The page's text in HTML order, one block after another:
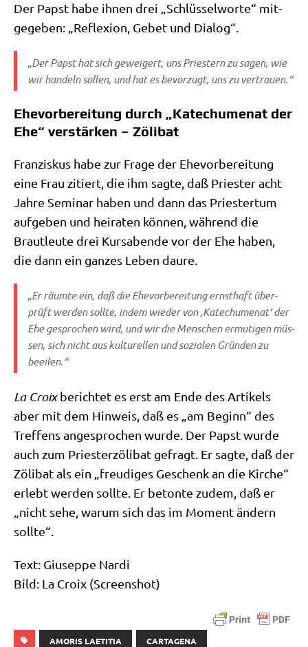
Der Papst habe ihnen drei „Schlüs­sel­wor­te“ mit­
ge­ge­ben: „Refle­xi­on, Gebet und Dialog“.
„Der Papst hat sich gewei­gert, uns Prie­stern zu sagen, wie
wir han­deln sol­len, und hat es bevor­zugt, uns zu vertrauen.“
Ehevorbereitung durch „Katechumenat der
Ehe“ verstärken – Zölibat
Fran­zis­kus habe zur Fra­ge der Ehe­vor­be­rei­tung
eine Frau zitiert, die ihm sag­te, daß Prie­ster acht
Jah­re Semi­nar haben und dann das Prie­ster­tum
auf­ge­ben und hei­ra­ten kön­nen, wäh­rend die
Braut­leu­te drei Kurs­aben­de vor der Ehe haben,
die dann ein gan­zes Leben daure.
„Er räum­te ein, daß die Ehe­vor­be­rei­tung ernst­haft über­
prüft wer­den soll­te, indem wie­der von ‚Katechu­me­nat‘ der
Ehe gespro­chen wird, und wir die Men­schen ermu­ti­gen müs­
sen, sich nicht aus kul­tu­rel­len und sozia­len Grün­den zu
beeilen.“
La Croixberich­tet es erst am Ende des Arti­kels
aber mit dem Hin­weis, daß es „am Beginn“ des
Tref­fens ange­spro­chen wur­de. Der Papst wur­de
auch zum Prie­ster­zö­li­bat gefragt. Er sag­te, daß der
Zöli­bat als ein „freu­di­ges Geschenk an die Kir­che“
erlebt wer­den soll­te. Er beton­te zudem, daß er
„nicht sehe, war­um sich das im Moment ändern
sollte“.
Text: Giu­sep­pe Nardi
Bild: La Croix (Screen­shot)
AMORIS LAETITIA CARTAGENA